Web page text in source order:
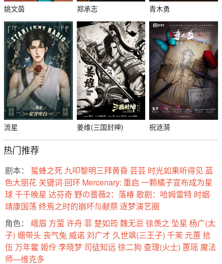
姚文茵 郑承志 青木勇
流星 姜维(三国封神) 祝涟漪
热门推荐
剧本： 蜇蜂之死 九叩黎明三拜黄昏 芸芸 时光如果听得见 蓝
色大丽花 关键词·回环 Mercenary: 重启 一颗橘子宣布成为星
球千千晚星 达芬奇 野の蔷薇2：落椿歌剧：哈姆雷特 时姻·
靖康国荡终焉之时的崩坏与献祭逐梦演艺圈
角色：
峨眉 方萤 许舟菲 楚如筠 魏无忌 徐羡之 坠星 杨广(太
子) 绷带头丧气兔 威诺刘广才 久世飒(三王子) 千茉 元蕙 拾
伍 万年鳖姬伶 李晓梦 司徒知远 徐二狗 查理(火士) 蕙瑶 魔法
师—维克多